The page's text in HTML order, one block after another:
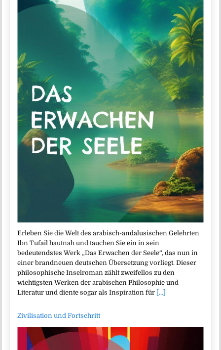
Erleben Sie die Welt des arabisch-andalusischen Gelehrten
Ibn Tufail hautnah und tauchen Sie ein in sein
bedeutendstes Werk „Das Erwachen der Seele“, das nun in
einer brandneuen deutschen Übersetzung vorliegt. Dieser
philosophische Inselroman zählt zweifellos zu den
wichtigsten Werken der arabischen Philosophie und
Literatur und diente sogar als Inspiration für [...]
Zivilisation und Fortschritt